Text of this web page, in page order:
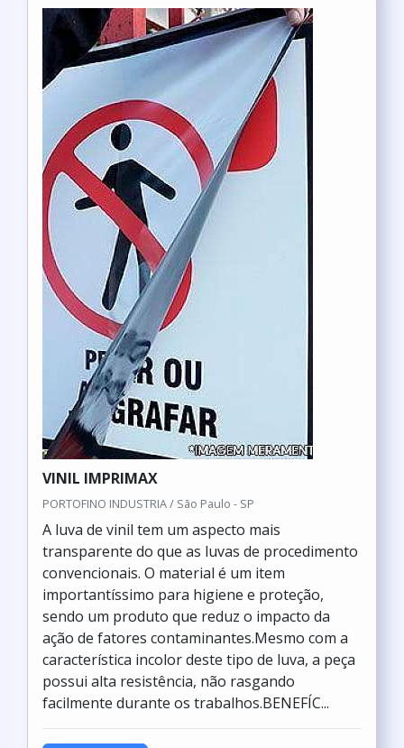
VINIL IMPRIMAX
PORTOFINO INDUSTRIA / São Paulo - SP
A luva de vinil tem um aspecto mais
transparente do que as luvas de procedimento
convencionais. O material é um item
importantíssimo para higiene e proteção,
sendo um produto que reduz o impacto da
ação de fatores contaminantes.Mesmo com a
característica incolor deste tipo de luva, a peça
possui alta resistência, não rasgando
facilmente durante os trabalhos.BENEFÍC...